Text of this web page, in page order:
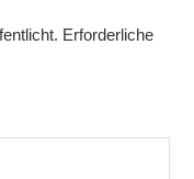
Erforderliche